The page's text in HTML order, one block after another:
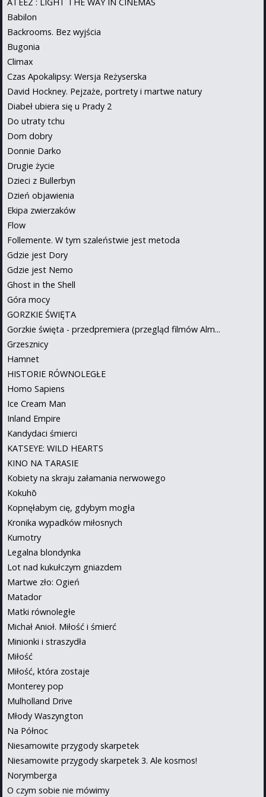
ATEEZ : LIGHT THE WAY IN CINEMAS
Babilon
Backrooms. Bez wyjścia
Bugonia
Climax
Czas Apokalipsy: Wersja Reżyserska
David Hockney. Pejzaże, portrety i martwe natury
Diabeł ubiera się u Prady 2
Do utraty tchu
Dom dobry
Donnie Darko
Drugie życie
Dzieci z Bullerbyn
Dzień objawienia
Ekipa zwierzaków
Flow
Follemente. W tym szaleństwie jest metoda
Gdzie jest Dory
Gdzie jest Nemo
Ghost in the Shell
Góra mocy
GORZKIE ŚWIĘTA
Gorzkie święta - przedpremiera (przegląd filmów Alm...
Grzesznicy
Hamnet
HISTORIE RÓWNOLEGŁE
Homo Sapiens
Ice Cream Man
Inland Empire
Kandydaci śmierci
KATSEYE: WILD HEARTS
KINO NA TARASIE
Kobiety na skraju załamania nerwowego
Kokuhō
Kopnęłabym cię, gdybym mogła
Kronika wypadków miłosnych
Kumotry
Legalna blondynka
Lot nad kukułczym gniazdem
Martwe zło: Ogień
Matador
Matki równoległe
Michał Anioł. Miłość i śmierć
Minionki i straszydła
Miłość
Miłość, która zostaje
Monterey pop
Mulholland Drive
Młody Waszyngton
Na Północ
Niesamowite przygody skarpetek
Niesamowite przygody skarpetek 3. Ale kosmos!
Norymberga
O czym sobie nie mówimy